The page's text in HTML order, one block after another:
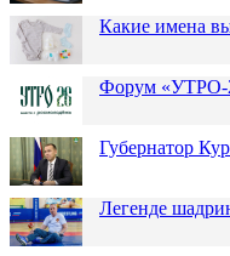
Какие имена
Форум «УТРО-
Губернатор
Легенде